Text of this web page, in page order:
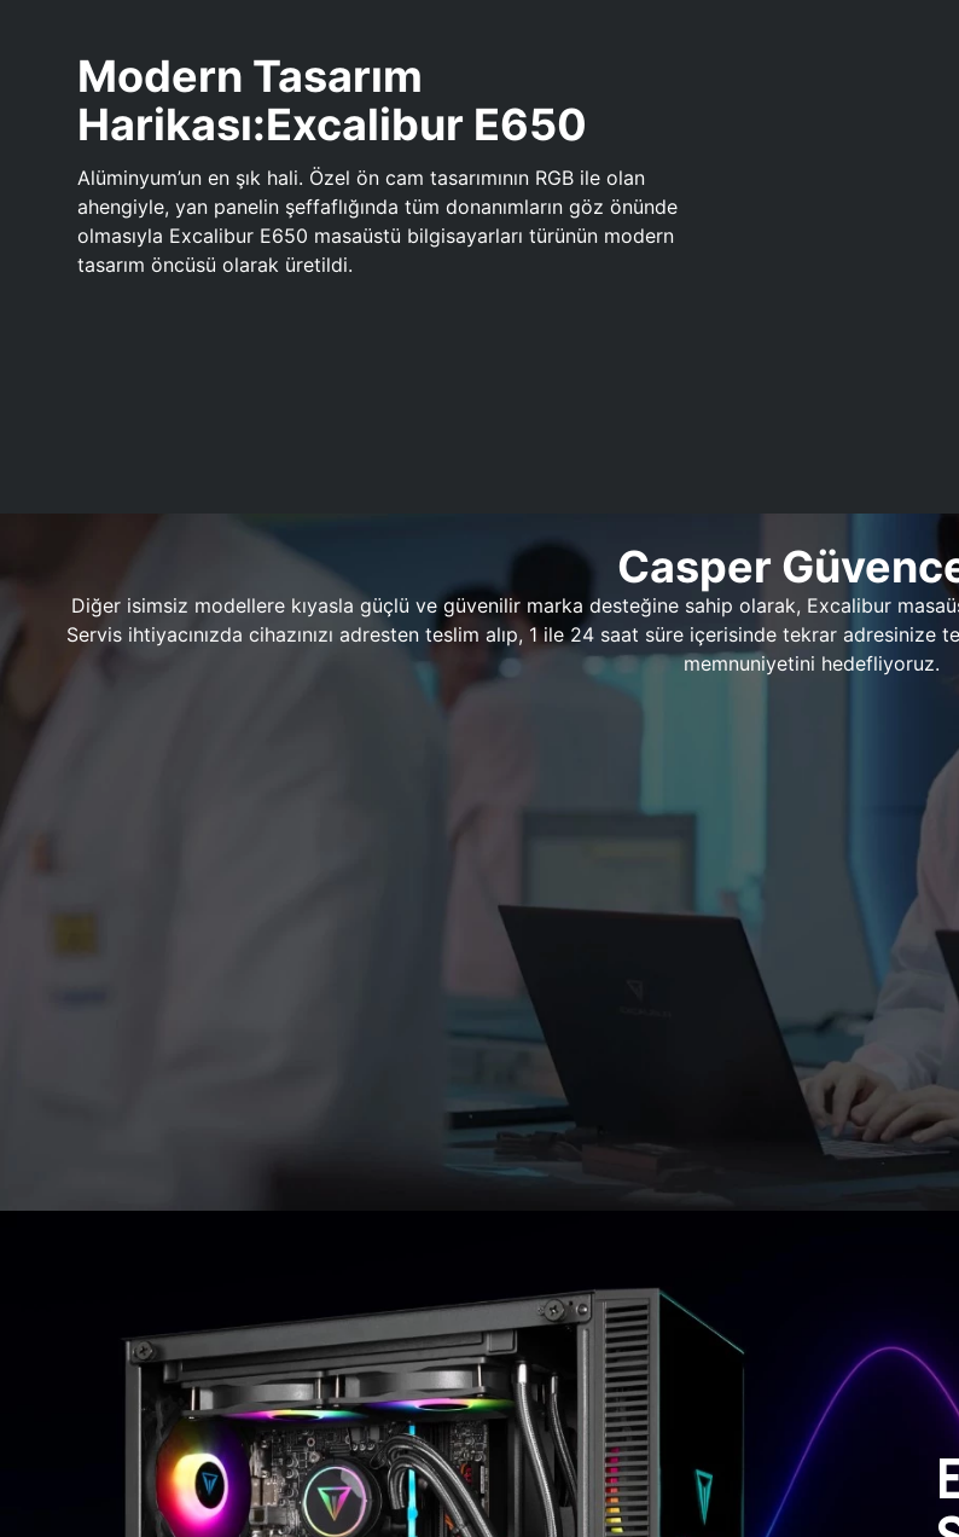
Modern Tasarım
Harikası:Excalibur E650
Alüminyum’un en şık hali. Özel ön cam tasarımının RGB ile olan
ahengiyle, yan panelin şeffaflığında tüm donanımların göz önünde
olmasıyla Excalibur E650 masaüstü bilgisayarları türünün modern
tasarım öncüsü olarak üretildi.
Casper
Diğer isimsiz modellere kıyasla güçlü ve güvenilir marka desteğine sahip olarak, Excalibur
Servis ihtiyacınızda cihazınızı adresten teslim alıp, 1 ile 24 saat süre içerisinde tekrar
memnuniyetini hedefliyoruz.